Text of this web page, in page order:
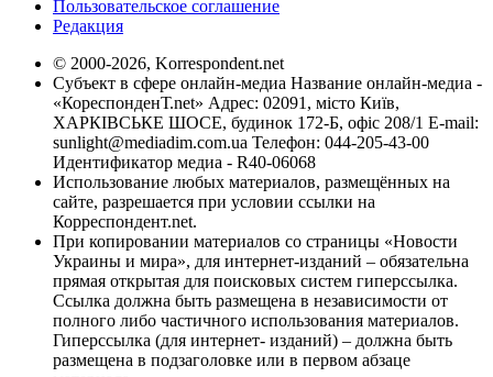
Пользовательское соглашение
Редакция
© 2000-2026, Korrespondent.net
Субъект в сфере онлайн-медиа Название онлайн-медиа -
«КореспонденТ.net» Адрес: 02091, місто Київ,
ХАРКІВСЬКЕ ШОСЕ, будинок 172-Б, офіс 208/1 E-mail:
sunlight@mediadim.com.ua Телефон: 044-205-43-00
Идентификатор медиа - R40-06068
Использование любых материалов, размещённых на
сайте, разрешается при условии ссылки на
Корреспондент.net.
При копировании материалов со страницы «Новости
Украины и мира», для интернет-изданий – обязательна
прямая открытая для поисковых систем гиперссылка.
Ссылка должна быть размещена в независимости от
полного либо частичного использования материалов.
Гиперссылка (для интернет- изданий) – должна быть
размещена в подзаголовке или в первом абзаце